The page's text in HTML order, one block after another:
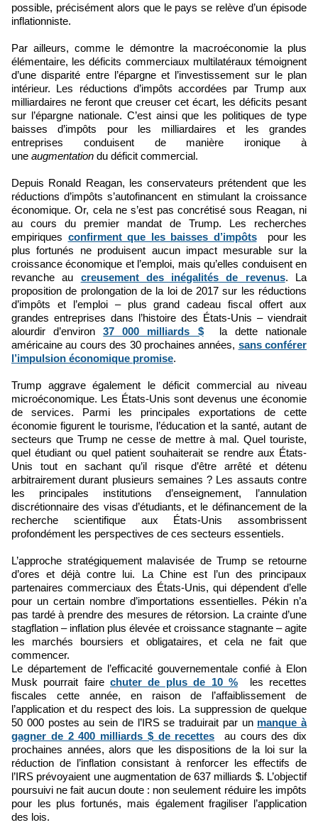
possible, précisément alors que le pays se relève d’un épisode
inflationniste.
Par ailleurs, comme le démontre la macroéconomie la plus
élémentaire, les déficits commerciaux multilatéraux témoignent
d’une disparité entre l’épargne et l’investissement sur le plan
intérieur. Les réductions d’impôts accordées par Trump aux
milliardaires ne feront que creuser cet écart, les déficits pesant
sur l’épargne nationale. C’est ainsi que les politiques de type
baisses d’impôts pour les milliardaires et les grandes
entreprises conduisent de manière ironique à
une augmentation du déficit commercial.
Depuis Ronald Reagan, les conservateurs prétendent que les
réductions d’impôts s’autofinancent en stimulant la croissance
économique. Or, cela ne s’est pas concrétisé sous Reagan, ni
au cours du premier mandat de Trump. Les recherches
empiriques confirment que les baisses d’impôtspour les
plus fortunés ne produisent aucun impact mesurable sur la
croissance économique et l’emploi, mais qu’elles conduisent en
revanche au creusement des inégalités de revenus. La
proposition de prolongation de la loi de 2017 sur les réductions
d’impôts et l’emploi – plus grand cadeau fiscal offert aux
grandes entreprises dans l’histoire des États-Unis – viendrait
alourdir d’environ37 000 milliards $la dette nationale
américaine au cours des 30 prochaines années, sans conférer
l’impulsion économique promise.
Trump aggrave également le déficit commercial au niveau
microéconomique. Les États-Unis sont devenus une économie
de services. Parmi les principales exportations de cette
économie figurent le tourisme, l’éducation et la santé, autant de
secteurs que Trump ne cesse de mettre à mal. Quel touriste,
quel étudiant ou quel patient souhaiterait se rendre aux États-
Unis tout en sachant qu’il risque d’être arrêté et détenu
arbitrairement durant plusieurs semaines ? Les assauts contre
les principales institutions d’enseignement, l’annulation
discrétionnaire des visas d’étudiants, et le définancement de la
recherche scientifique aux États-Unis assombrissent
profondément les perspectives de ces secteurs essentiels.
L’approche stratégiquement malavisée de Trump se retourne
d’ores et déjà contre lui. La Chine est l’un des principaux
partenaires commerciaux des États-Unis, qui dépendent d’elle
pour un certain nombre d’importations essentielles. Pékin n’a
pas tardé à prendre des mesures de rétorsion. La crainte d’une
stagflation – inflation plus élevée et croissance stagnante – agite
les marchés boursiers et obligataires, et cela ne fait que
commencer.
Le département de l’efficacité gouvernementale confié à Elon
Musk pourrait fairechuter de plus de 10 %les recettes
fiscales cette année, en raison de l’affaiblissement de
l’application et du respect des lois. La suppression de quelque
50 000 postes au sein de l’IRS se traduirait par un manque à
gagner de 2 400 milliards $ de recettes au cours des dix
prochaines années, alors que les dispositions de la loi sur la
réduction de l’inflation consistant à renforcer les effectifs de
l’IRS prévoyaient une augmentation de 637 milliards $. L’objectif
poursuivi ne fait aucun doute : non seulement réduire les impôts
pour les plus fortunés, mais également fragiliser l’application
des lois.